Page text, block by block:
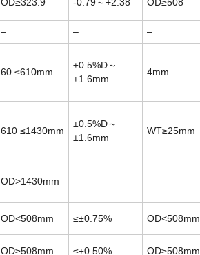
– – –
60 ≤610mm
±0.5%D～
±1.6mm
4mm
610 ≤1430mm
±0.5%D～
±1.6mm
WT≥25mm
OD>1430mm – –
OD<508mm ≤±0.75% OD<508mm
OD≥508mm ≤±0.50% OD≥508mm